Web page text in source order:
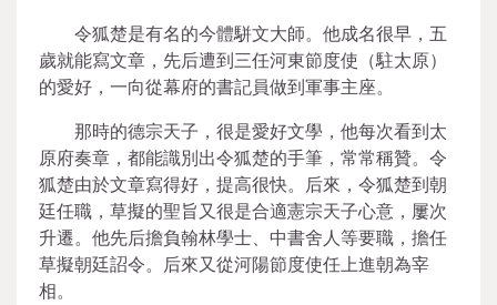
令狐楚是有名的今體駢文大師。他成名很早，五
歲就能寫文章，先后遭到三任河東節度使（駐太原）
的愛好，一向從幕府的書記員做到軍事主座。
那時的德宗天子，很是愛好文學，他每次看到太
原府奏章，都能識別出令狐楚的手筆，常常稱贊。令
狐楚由於文章寫得好，提高很快。后來，令狐楚到朝
廷任職，草擬的聖旨又很是合適憲宗天子心意，屢次
升遷。他先后擔負翰林學士、中書舍人等要職，擔任
草擬朝廷詔令。后來又從河陽節度使任上進朝為宰
相。